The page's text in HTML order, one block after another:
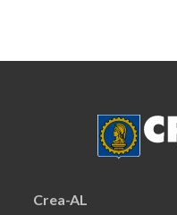
Crea-AL